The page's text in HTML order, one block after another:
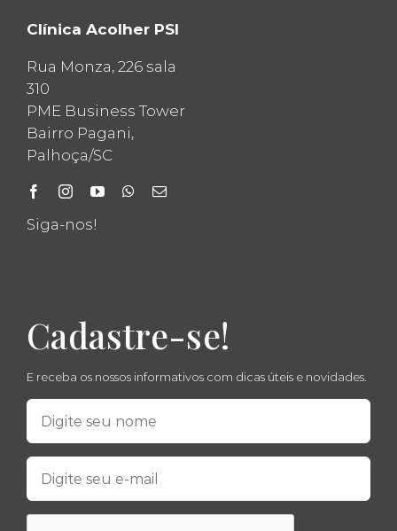
Clínica Acolher PSI
Rua Monza, 226 sala
310
PME Business Tower
Bairro Pagani,
Palhoça/SC
Siga-nos!
Cadastre-se!
E receba os nossos informativos com dicas úteis e novidades.